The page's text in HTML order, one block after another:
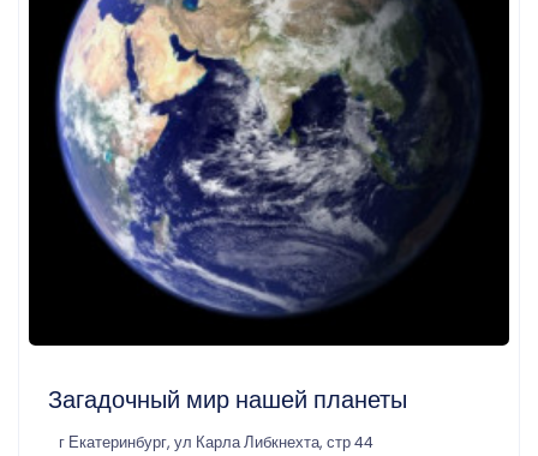
Загадочный мир нашей планеты
г Екатеринбург, ул Карла Либкнехта, стр 44